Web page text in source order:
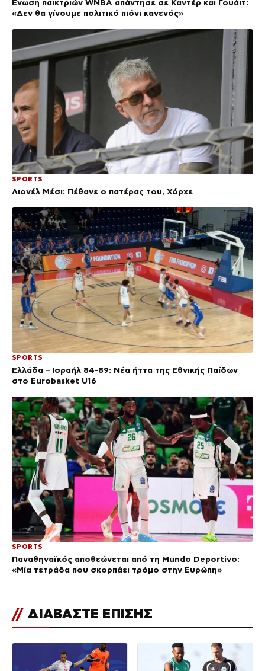
Ένωση παικτριών WNBA απάντησε σε Καντέρ και Γουάιτ:
«Δεν θα γίνουμε πολιτικό πιόνι κανενός»
SPORTS
Λιονέλ Μέσι: Πέθανε ο πατέρας του, Χόρχε
SPORTS
Ελλάδα – Ισραήλ 84-89: Νέα ήττα της Εθνικής Παίδων
στο Eurobasket U16
SPORTS
Παναθηναϊκός αποθεώνεται από τη Mundo Deportivo:
«Μία τετράδα που σκορπάει τρόμο στην Ευρώπη»
// ΔΙΑΒΑΣΤΕ ΕΠΙΣΗΣ